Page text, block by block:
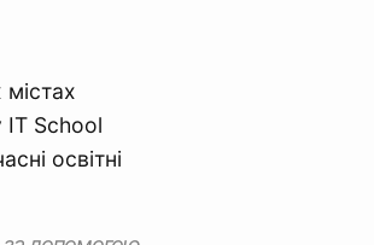
IT School
освітні